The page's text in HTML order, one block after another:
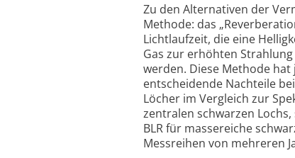
Zu den Alternativen der
Methode: das
Lichtlaufzeit, die eine
Gas zur erhöhten
werden. Diese Methode
entscheidende Nachteile
Löcher im Vergleich zur
zentralen schwarzen
BLR für massereiche
Messreihen von mehreren